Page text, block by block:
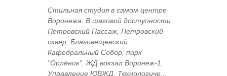
Стильная студия в самом центре
Воронежа. В шаговой доступности
Петровский Пассаж, Петровский
сквер, Благовещенский
Кафедральный Собор, парк
"Орлёнок", ЖД вокзал Воронеж-1,
Управление ЮВЖД, Технологиче...